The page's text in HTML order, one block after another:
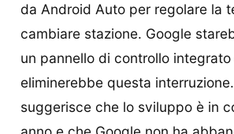
da Android Auto per regolare la
cambiare stazione. Google
un pannello di controllo
eliminerebbe questa
suggerisce che lo sviluppo è in